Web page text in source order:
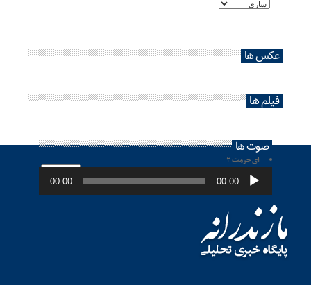
عکس ها
فیلم ها
صوت ها
ای حرمت ۲
پخش‌کننده
صوت 00:00
00:00